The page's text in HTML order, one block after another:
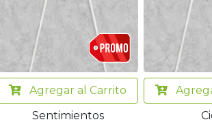
Agregaral Carrito
Sentimientos